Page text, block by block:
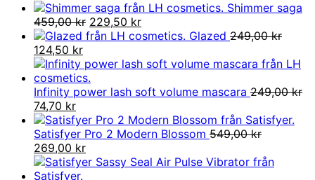
Shimmer saga
459,00kr Det
ursprungliga
var:
459,00 kr.
229,50 krDet
nuvarande
är:
Glazed 249,00kr
Det
ursprungliga
priset
var:
249,00 kr.
124,50 krDet
nuvarande
priset
är:
Infinity power lash soft volume mascara 249,00kr
Det
ursprungliga
priset
var:
249,00 kr.
74,70 krDet
nuvarande
priset
är:
74,70 kr.
Satisfyer Pro 2 Modern Blossom 549,00kr
Det
ursprungliga
priset
269,00 krDet
nuvarande